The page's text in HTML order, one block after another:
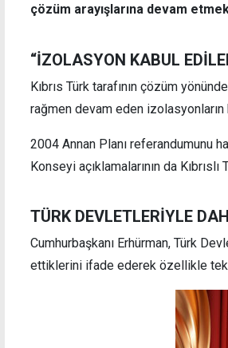
çözüm arayışlarına devam
“İZOLASYON KABUL
Kıbrıs Türk tarafının çözüm
rağmen devam eden
2004 Annan Planı referandumunu
Konseyi açıklamalarının da
TÜRK DEVLETLERİYLE
Cumhurbaşkanı Erhürman, Türk
ettiklerini ifade ederek özellikle